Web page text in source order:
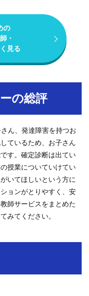
の
・
見る
の総評
ん、発達障害を持つお
ているため、お子さん
す。確定診断は出てい
授業についていけてい
いてほしいという方に
ョンがとりやすく、安
師サービスをまとめた
みてください。